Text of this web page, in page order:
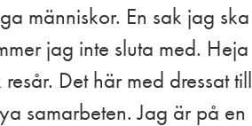
människor. En sak jag ska
jag inte sluta med. Heja
Det här med dressat till
samarbeten. Jag är på en